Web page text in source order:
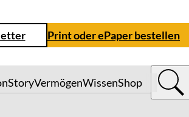
Print oder ePaper bestellen
StoryVermögenWissenShop